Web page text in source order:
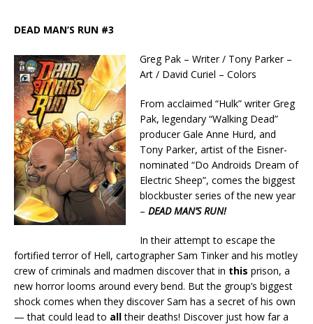
DEAD MAN’S RUN #3
Greg Pak – Writer / Tony Parker –
Art / David Curiel – Colors
From acclaimed “Hulk” writer Greg
Pak, legendary “Walking Dead”
producer Gale Anne Hurd, and
Tony Parker, artist of the Eisner-
nominated “Do Androids Dream of
Electric Sheep”, comes the biggest
blockbuster series of the new year
– DEAD MAN’S RUN!
In their attempt to escape the
fortified terror of Hell, cartographer Sam Tinker and his motley
crew of criminals and madmen discover that in this prison, a
new horror looms around every bend. But the group’s biggest
shock comes when they discover Sam has a secret of his own
— that could lead to alltheir deaths! Discover just how far a